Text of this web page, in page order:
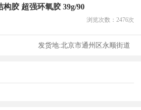
胶 超强环氧胶 39g/90
浏览次数： 2476次
发货地:北京市通州区永顺街道